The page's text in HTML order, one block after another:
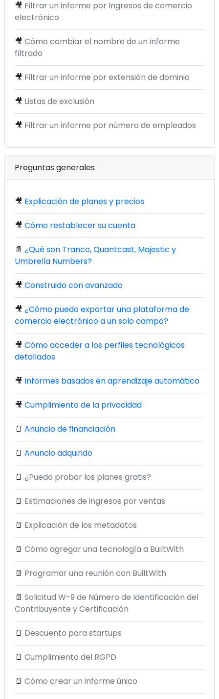
🎥 Filtrar un informe por Ingresos de comercio
electrónico
🎥 Cómo cambiar el nombre de un informe
filtrado
🎥 Filtrar un informe por extensión de dominio
🎥 Listas de exclusión
🎥 Filtrar un informe por número de empleados
Preguntas generales
🎥 Explicación de planes y precios
🎥 Cómo restablecer su cuenta
📄 ¿Qué son Tranco, Quantcast, Majestic y
Umbrella Numbers?
🎥 Construido con avanzado
🎥 ¿Cómo puedo exportar una plataforma de
comercio electrónico a un solo campo?
🎥 Cómo acceder a los perfiles tecnológicos
detallados
🎥 Informes basados en aprendizaje automático
🎥 Cumplimiento de la privacidad
📄 Anuncio de financiación
📄 Anuncio adquirido
📄 ¿Puedo probar los planes gratis?
📄 Estimaciones de ingresos por ventas
📄 Explicación de los metadatos
📄 Cómo agregar una tecnología a BuiltWith
📄 Programar una reunión con BuiltWith
📄 Solicitud W-9 de Número de Identificación del
Contribuyente y Certificación
📄 Descuento para startups
📄 Cumplimiento del RGPD
📄 Cómo crear un informe único